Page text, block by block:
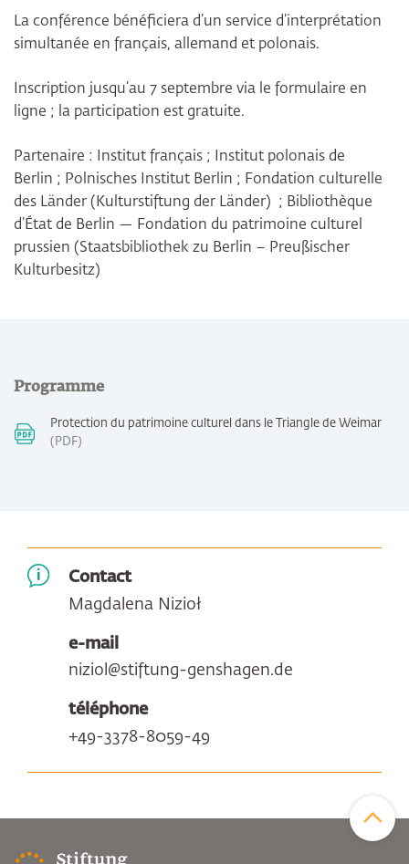
La conférence bénéficiera d’un service d’interprétation
simultanée en français, allemand et polonais.
Inscription jusqu’au 7 septembre via le formulaire en
ligne ; la participation est gratuite.
Partenaire : Institut français ; Institut polonais de
Berlin ; Polnisches Institut Berlin ; Fondation culturelle
des Länder (Kulturstiftung der Länder) ; Bibliothèque
d’État de Berlin — Fondation du patrimoine culturel
prussien (Staatsbibliothek zu Berlin – Preußischer
Kulturbesitz)
Programme
Protection du patrimoine culturel dans le Triangle de Weimar
PDF
Contact
Magdalena Nizioł
e-mail
niziol@stiftung-genshagen.de
téléphone
+49-3378-8059-49